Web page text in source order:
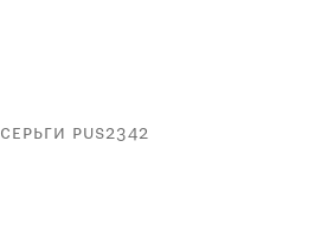
серьги pus2342